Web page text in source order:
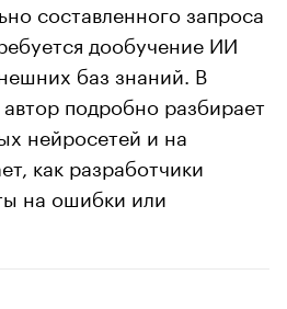
составленного запроса
дообучение ИИ
баз знаний. В
подробно разбирает
нейросетей и на
как разработчики
на ошибки или